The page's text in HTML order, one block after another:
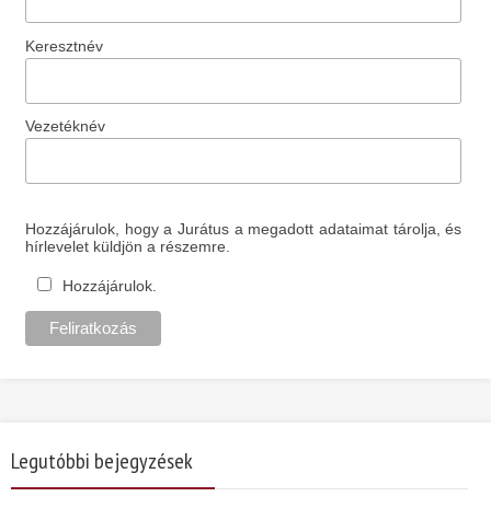
Keresztnév
Vezetéknév
Hozzájárulok, hogy a Jurátus a megadott adataimat tárolja, és
hírlevelet küldjön a részemre.
Hozzájárulok.
Legutóbbi bejegyzések